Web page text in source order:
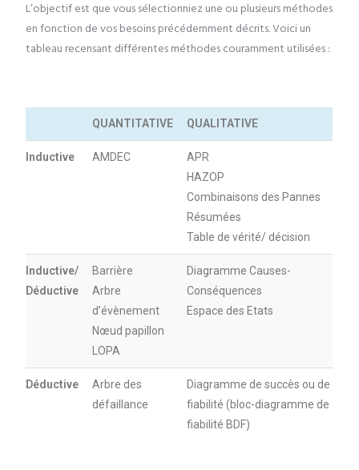
L’objectif est que vous sélectionniez une ou plusieurs méthodes
en fonction de vos besoins précédemment décrits. Voici un
tableau recensant différentes méthodes couramment utilisées :
QUANTITATIVE QUALITATIVE
Inductive AMDEC
APR
HAZOP
Combinaisons des Pannes
Résumées
Table de vérité/ décision
Inductive/
Déductive
Barrière
Arbre
d’évènement
Nœud papillon
LOPA
Diagramme Causes-
Conséquences
Espace des Etats
Déductive
Arbre des
défaillance
Diagramme de succès ou de
fiabilité (bloc-diagramme de
fiabilité BDF)